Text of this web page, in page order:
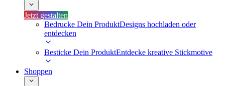
Jetzt gestalten
Bedrucke Dein ProduktDesigns hochladen oder
entdecken
Besticke Dein ProduktEntdecke kreative Stickmotive
Shoppen